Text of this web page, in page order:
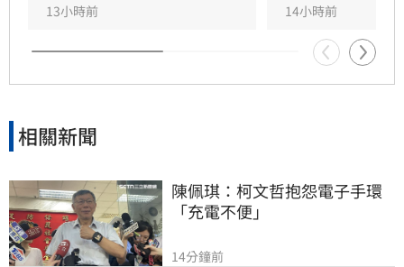
鋸，投資人需密切留意後續外資操作動向與資金
流向，短線獲利回吐賣壓是否持續，將成為影響
大盤後市走勢的關鍵指標。
13小時前 14小時前
相關新聞
陳佩琪：柯文哲抱怨電子手環
「充電不便」
14分鐘前